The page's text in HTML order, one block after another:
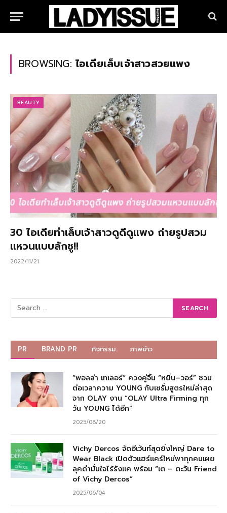
BROWSING: ไอเดียเล็บเจ้าสาวสวยแพง
BEAUTY
30 ไอเดียทำเล็บเจ้าสาวดูดีดูแพง ถ่ายรูปสวม
แหวนแบบลักชู!!
2022/11/21
PR BRAND PR กิจกรรม ภาพข่าว
“พอลล่า เทเลอร์” ควงคู่จิ้น “หยิ่น–วอร์” ชวน
ต่อเวลาความ YOUNG กับเซรั่มสูตรใหม่ล่าสุด
จาก OLAY งาน “OLAY Ultra Firming ทุก
วัน YOUNG ได้อีก”
2025/08/20
Vichy Dercos จัดอีเว้นท์สุดยิ่งใหญ่ Dare to
Wear Black เปิดตัวแฮร์แคร์ใหม่พาทุกคนเผย
ลุคดำมั่นใจไร้รังแค พร้อม “เต – ตะวัน Friend
of Vichy Dercos”
2025/06/04